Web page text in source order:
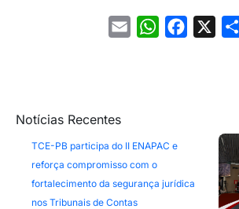
Email WhatsAppFacebook
Notícias Recentes
TCE-PB participa do II ENAPAC e
reforça compromisso com o
fortalecimento da segurança jurídica
nos Tribunais de Contas